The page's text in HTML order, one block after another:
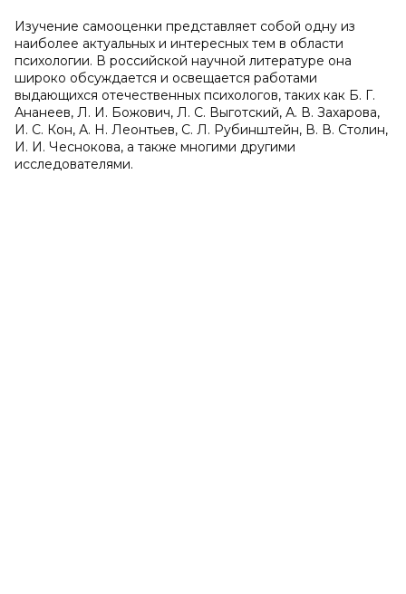
Изучение самооценки представляет собой одну из
наиболее актуальных и интересных тем в области
психологии. В российской научной литературе она
широко обсуждается и освещается работами
выдающихся отечественных психологов, таких как Б. Г.
Ананеев, Л. И. Божович, Л. С. Выготский, А. В. Захарова,
И. С. Кон, А. Н. Леонтьев, С. Л. Рубинштейн, В. В. Столин,
И. И. Чеснокова, а также многими другими
исследователями.